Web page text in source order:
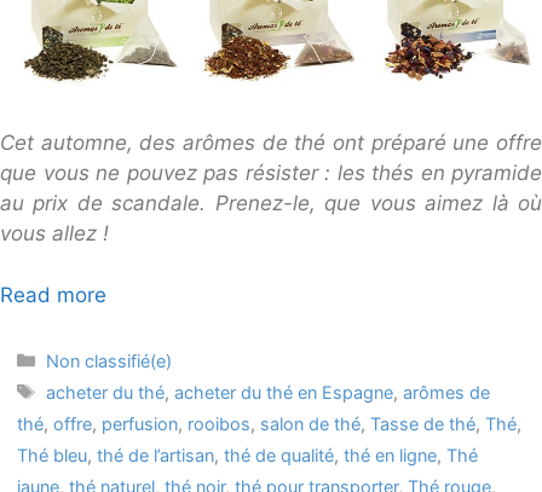
Cet automne, des arômes de thé ont préparé une offre
que vous ne pouvez pas résister : les thés en pyramide
au prix de scandale. Prenez-le, que vous aimez là où
vous allez !
Read more
Categories
Non classifié(e)
Tags
acheter du thé, acheter du thé en Espagne, arômes de
thé,offre, perfusion, rooibos, salon de thé,Tasse de thé,Thé,
Thé bleu,thé de l’artisan,thé de qualité,thé en ligne,Thé
jaune,thé naturel,thé noir,thé pour transporter,Thé rouge,